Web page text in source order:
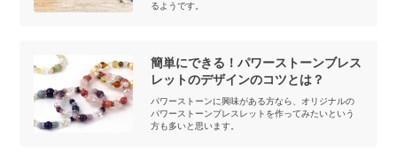
るようです。
簡単にできる！パワーストーンブレス
レットのデザインのコツとは？
パワーストーンに興味がある方なら、オリジナルの
パワーストーンブレスレットを作ってみたいという
方も多いと思います。